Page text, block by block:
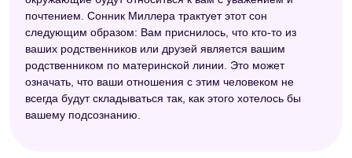
почтением. Сонник Миллера трактует этот сон
следующим образом: Вам приснилось, что кто-то из
ваших родственников или друзей является вашим
родственником по материнской линии. Это может
означать, что ваши отношения с этим человеком не
всегда будут складываться так, как этого хотелось бы
вашему подсознанию.